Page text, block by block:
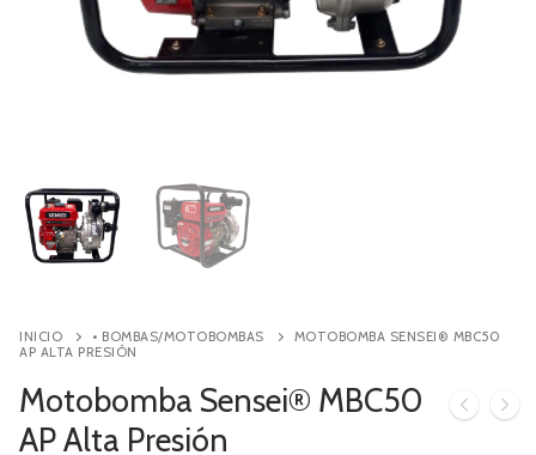
Contacto
INICIO • BOMBAS/MOTOBOMBAS
MOTOBOMBA SENSEI® MBC50
AP ALTA PRESIÓN
Motobomba Sensei® MBC50
AP Alta Presión